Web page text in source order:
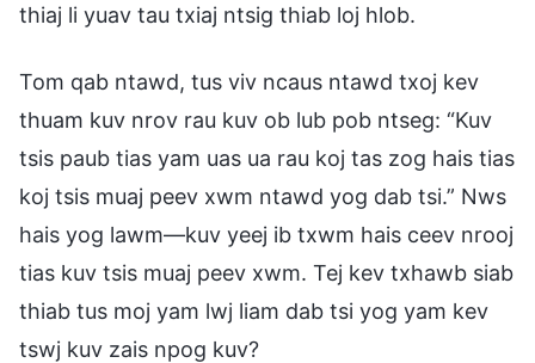
thiaj li yuav tau txiaj ntsig thiab loj hlob.
Tom qab ntawd, tus viv ncaus ntawd txoj kev
thuam kuv nrov rau kuv ob lub pob ntseg: “Kuv
tsis paub tias yam uas ua rau koj tas zog hais tias
koj tsis muaj peev xwm ntawd yog dab tsi.” Nws
hais yog lawm—kuv yeej ib txwm hais ceev nrooj
tias kuv tsis muaj peev xwm. Tej kev txhawb siab
thiab tus moj yam lwj liam dab tsi yog yam kev
tswj kuv zais npog kuv?